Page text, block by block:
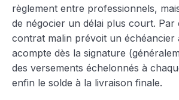
règlement entre professionnels,
de négocier un délai plus court. Par
contrat malin prévoit un échéancier
acompte dès la signature
des versements échelonnés à
enfin le solde à la livraison finale.